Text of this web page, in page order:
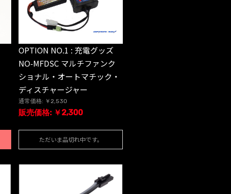
OPTION NO.1 : 充電グッズ
NO-MFDSC マルチファンク
ショナル・オートマチック・
ディスチャージャー
通常価格: ￥2,530
販売価格: ￥2,300
ただいま品切れ中です。